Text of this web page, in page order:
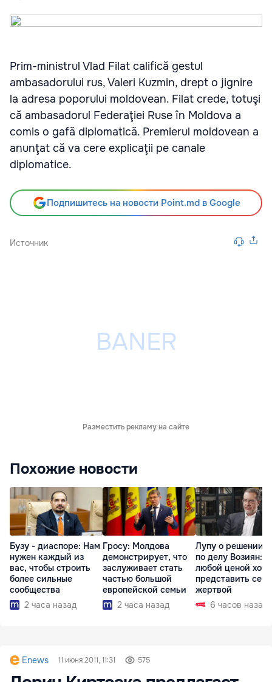
Prim-ministrul Vlad Filat califică gestul
ambasadorului rus, Valeri Kuzmin, drept o jignire
la adresa poporului moldovean. Filat crede, totuşi
că ambasadorul Federaţiei Ruse în Moldova a
comis o gafă diplomatică. Premierul moldovean a
anunţat că va cere explicaţii pe canale
diplomatice.
Подпишитесь на новости Point.md в Google
Источник
Разместить рекламу на сайте
Похожие новости
Бузу - диаспоре: Нам
нужен каждый из
вас, чтобы строить
более сильные
сообщества
2 часа назад
Гросу: Молдова
демонстрирует, что
заслуживает стать
частью большой
европейской семьи
2 часа назад
Лупу о решении
по делу Возиян:
любой ценой
представить себя
жертвой
6 часов назад
Enews 11 июня 2011, 11:31 575